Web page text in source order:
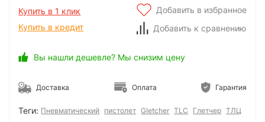
Купить в 1 клик
Купить в кредит
Добавить в избранное
Добавить к сравнению
Вы нашли дешевле? Мы снизим цену
Доставка Оплата Гарантия
Теги: Пневматический пистолет Gletcher TLC Глетчер ТЛЦ